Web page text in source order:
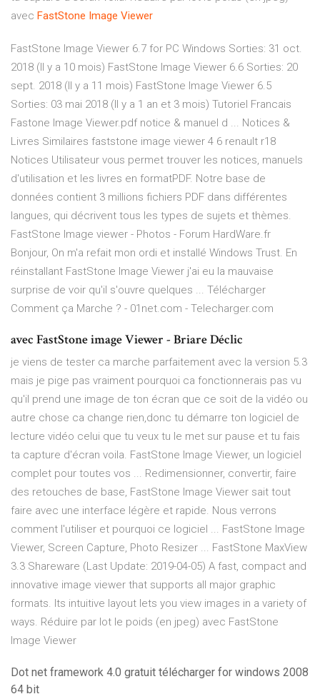
avec FastStone Image Viewer
FastStone Image Viewer 6.7 for PC Windows Sorties: 31 oct.
2018 (Il y a 10 mois) FastStone Image Viewer 6.6 Sorties: 20
sept. 2018 (Il y a 11 mois) FastStone Image Viewer 6.5
Sorties: 03 mai 2018 (Il y a 1 an et 3 mois) Tutoriel Francais
Fastone Image Viewer.pdf notice & manuel d ... Notices &
Livres Similaires faststone image viewer 4 6 renault r18
Notices Utilisateur vous permet trouver les notices, manuels
d'utilisation et les livres en formatPDF. Notre base de
données contient 3 millions fichiers PDF dans différentes
langues, qui décrivent tous les types de sujets et thèmes.
FastStone Image viewer - Photos - Forum HardWare.fr
Bonjour, On m'a refait mon ordi et installé Windows Trust. En
réinstallant FastStone Image Viewer j'ai eu la mauvaise
surprise de voir qu'il s'ouvre quelques ... Télécharger
Comment ça Marche ? - 01net.com - Telecharger.com
avec FastStone image Viewer - Briare Déclic
je viens de tester ca marche parfaitement avec la version 5.3
mais je pige pas vraiment pourquoi ca fonctionnerais pas vu
qu'il prend une image de ton écran que ce soit de la vidéo ou
autre chose ca change rien,donc tu démarre ton logiciel de
lecture vidéo celui que tu veux tu le met sur pause et tu fais
ta capture d'écran voila. FastStone Image Viewer, un logiciel
complet pour toutes vos ... Redimensionner, convertir, faire
des retouches de base, FastStone Image Viewer sait tout
faire avec une interface légère et rapide. Nous verrons
comment l'utiliser et pourquoi ce logiciel ... FastStone Image
Viewer, Screen Capture, Photo Resizer ... FastStone MaxView
3.3 Shareware (Last Update: 2019-04-05) A fast, compact and
innovative image viewer that supports all major graphic
formats. Its intuitive layout lets you view images in a variety of
ways. Réduire par lot le poids (en jpeg) avec FastStone
Image Viewer
Dot net framework 4.0 gratuit télécharger for windows 2008
64 bit